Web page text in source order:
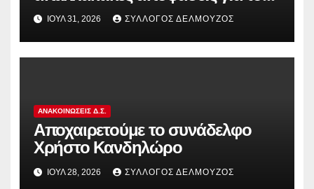
διωκόμενους εκπαιδευτικούς που
συμμετείχαν στον αγώνα ενάντια
στην αντιδραστική αξιολόγηση!
ΙΟΎΛ 31, 2026 ΣΎΛΛΟΓΟΣ ΔΕΛΜΟΎΖΟΣ
ΑΝΑΚΟΙΝΏΣΕΙΣ Δ.Σ.
Αποχαιρετούμε το συνάδελφο
Χρήστο Κανδηλώρο
ΙΟΎΛ 28, 2026 ΣΎΛΛΟΓΟΣ ΔΕΛΜΟΎΖΟΣ